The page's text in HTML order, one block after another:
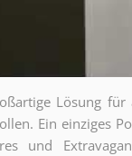
Lösung
Ein einziges
und